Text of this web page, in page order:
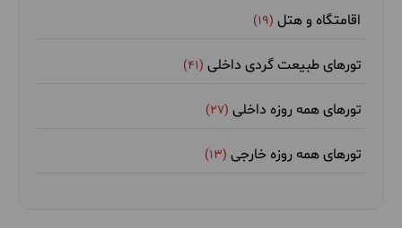
اقامتگاه و هتل (19)
تورهای طبیعت گردی داخلی (41)
تورهای همه روزه داخلی (27)
تورهای همه روزه خارجی (13)